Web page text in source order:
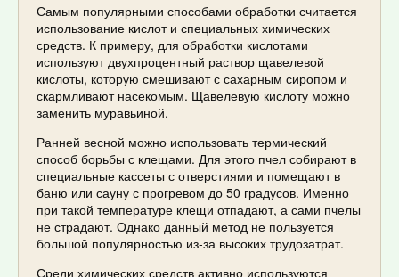
Самым популярными способами обработки считается
использование кислот и специальных химических
средств. К примеру, для обработки кислотами
используют двухпроцентный раствор щавелевой
кислоты, которую смешивают с сахарным сиропом и
скармливают насекомым. Щавелевую кислоту можно
заменить муравьиной.
Ранней весной можно использовать термический
способ борьбы с клещами. Для этого пчел собирают в
специальные кассеты с отверстиями и помещают в
баню или сауну с прогревом до 50 градусов. Именно
при такой температуре клещи отпадают, а сами пчелы
не страдают. Однако данный метод не пользуется
большой популярностью из-за высоких трудозатрат.
Среди химических средств активно используются